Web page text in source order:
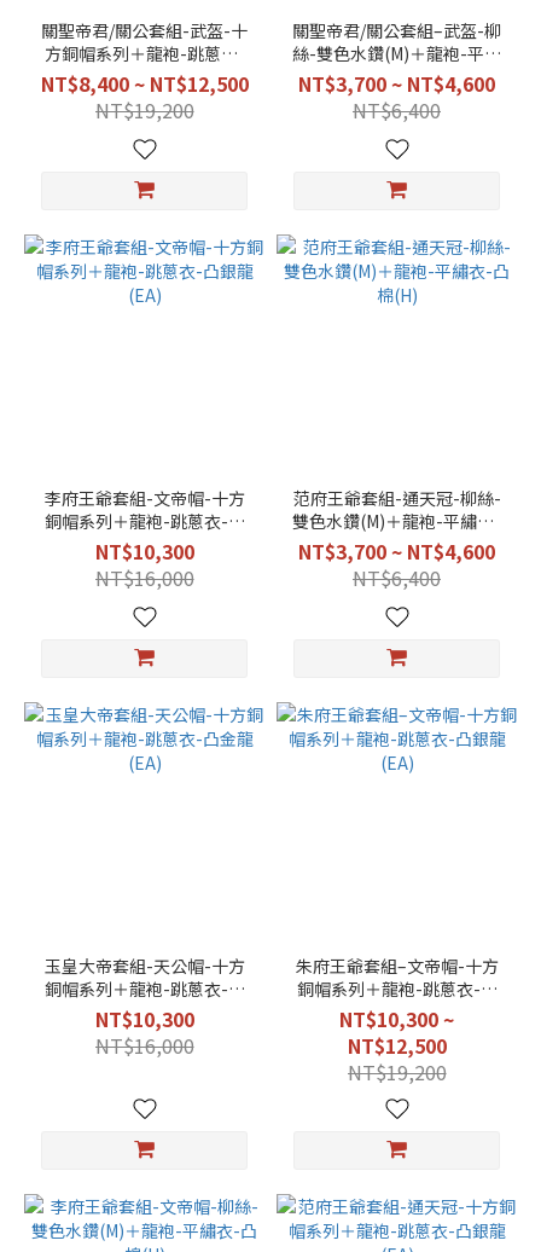
關聖帝君/關公套組-武盔-十
方銅帽系列＋龍袍-跳蔥衣-
凸銀龍(EA)
NT$8,400 ~ NT$12,500
NT$19,200
關聖帝君/關公套組–武盔-柳
絲-雙色水鑽(M)＋龍袍-平繡
衣-凸棉(H)
NT$3,700 ~ NT$4,600
NT$6,400
李府王爺套組-文帝帽-十方
銅帽系列＋龍袍-跳蔥衣-凸
銀龍(EA)
NT$10,300
NT$16,000
范府王爺套組-通天冠-柳絲-
雙色水鑽(M)＋龍袍-平繡衣-
凸棉(H)
NT$3,700 ~ NT$4,600
NT$6,400
玉皇大帝套組-天公帽-十方
銅帽系列＋龍袍-跳蔥衣-凸
金龍(EA)
NT$10,300
NT$16,000
朱府王爺套組–文帝帽-十方
銅帽系列＋龍袍-跳蔥衣-凸
銀龍(EA)
NT$10,300 ~
NT$12,500
NT$19,200